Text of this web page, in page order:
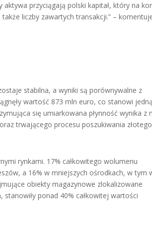
przyciągają polski kapitał, który na
liczby zawartych transakcji.” –
stabilna, a wyniki są porównywalne z
wartość 873 mln euro, co stanowi jedną
się umiarkowana płynność wynika z
trwającego procesu poszukiwania złotego
rynkami. 17% całkowitego wolumenu
a 16% w mniejszych ośrodkach, w tym
obiekty magazynowe zlokalizowane
ponad 40% całkowitej wartości